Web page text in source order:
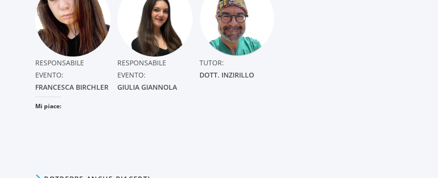
RESPONSABILE
EVENTO:
FRANCESCA BIRCHLER
RESPONSABILE
EVENTO:
GIULIA GIANNOLA
TUTOR:
DOTT. INZIRILLO
Mi piace: